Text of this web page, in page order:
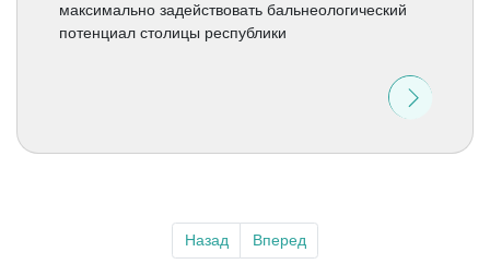
максимально задействовать бальнеологический
потенциал столицы республики
Назад Вперед